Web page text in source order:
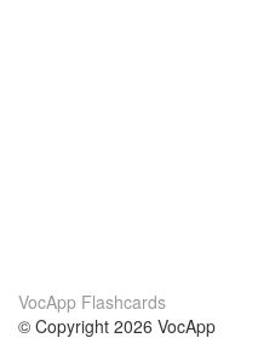
VocApp Flashcards
© Copyright 2026 VocApp